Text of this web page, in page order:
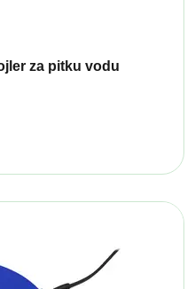
za pitku vodu